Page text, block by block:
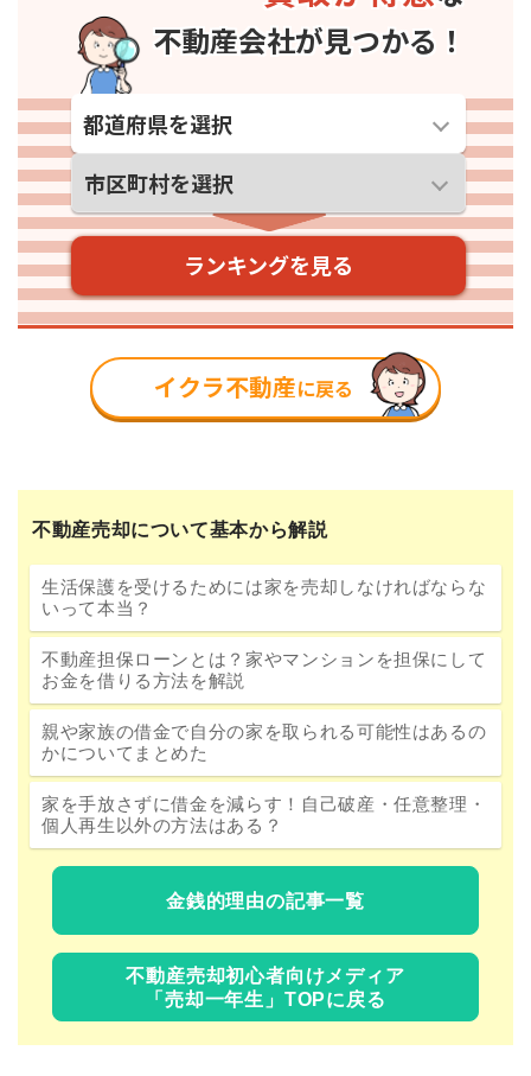
不動産売却について基本から解説
生活保護を受けるためには家を売却しなければならな
いって本当？
不動産担保ローンとは？家やマンションを担保にして
お金を借りる方法を解説
親や家族の借金で自分の家を取られる可能性はあるの
かについてまとめた
家を手放さずに借金を減らす！自己破産・任意整理・
個人再生以外の方法はある？
金銭的理由の記事一覧
不動産売却初心者向けメディア
「売却一年生」TOPに戻る